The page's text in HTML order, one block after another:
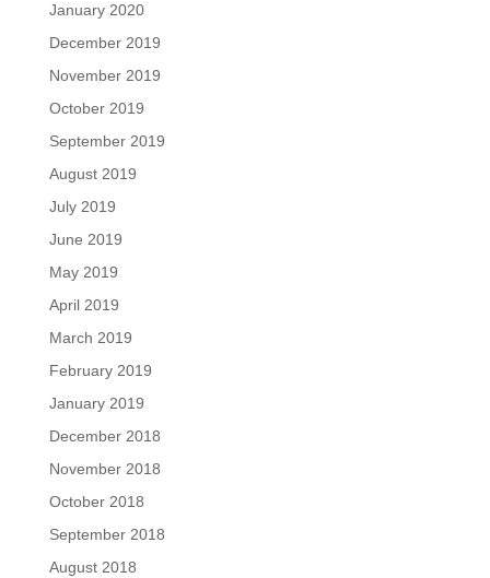
January 2020
December 2019
November 2019
October 2019
September 2019
August 2019
July 2019
June 2019
May 2019
April 2019
March 2019
February 2019
January 2019
December 2018
November 2018
October 2018
September 2018
August 2018